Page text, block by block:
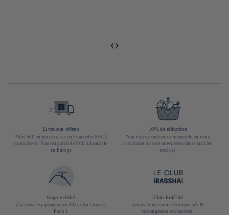
‹›
Livraison offerte
*dès 50€ en point relais en Francedès 85€ à
domicile en Franceà partir de 90€ à domicile
en Europe
10% de réduction
*sur votre prochaine commande en vous
inscrivant à notre newsletter (hors articles
exclus)
Espace dédié
à la cuisine japonaise au 40 rue du Louvre,
Paris 1
Club Fidélité
achats et missions récompensés &
récompenses exclusives